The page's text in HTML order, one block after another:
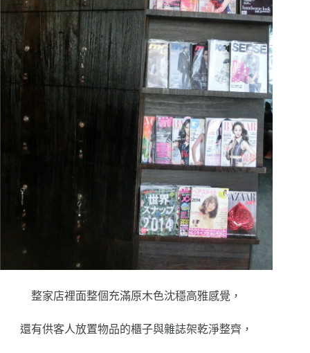
整家店裡面整個充滿原木色沈穩高雅感覺，
還有供客人放置物品的櫃子與雜誌架乾淨整齊，